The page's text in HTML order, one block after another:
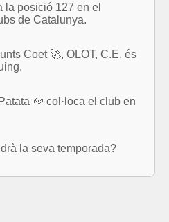
la posició 127 en el
de Catalunya.
Coet 🚀, OLOT, C.E. és
🥔 col·loca el club en
la seva temporada?